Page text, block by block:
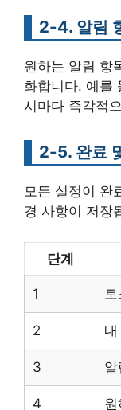
2-4. 알림
원하는 알림 항
화합니다. 예를
시마다 즉각적
2-5. 완료
모든 설정이 완
경 사항이 저장
단계
1
2 내
3
4